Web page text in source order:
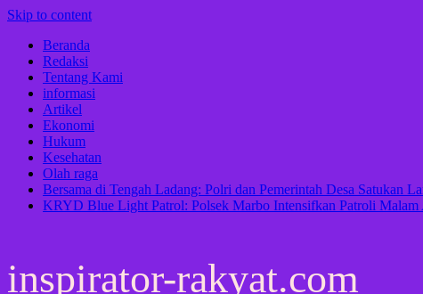
Skip to content
Beranda
Redaksi
Tentang Kami
informasi
Artikel
Ekonomi
Hukum
Kesehatan
Olah raga
Bersama di Tengah Ladang: Polri dan Pemerintah Desa Satukan
KRYD Blue Light Patrol: Polsek Marbo Intensifkan Patroli Malam
inspirator-rakyat.com